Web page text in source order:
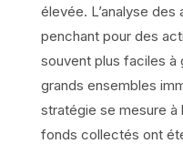
élevée. L’analyse
penchant pour des
souvent plus faciles à
grands ensembles
stratégie se mesure à
fonds collectés ont